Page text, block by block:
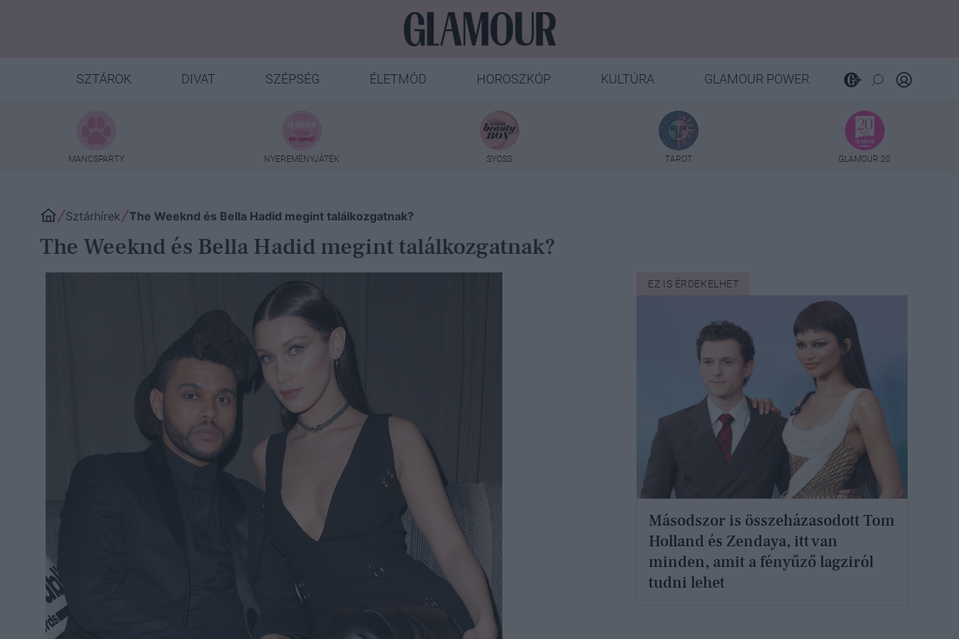
SZTÁROK DIVAT SZÉPSÉG ÉLETMÓD HOROSZKÓP KULTÚRA GLAMOUR POWER
MANCSPARTY NYEREMÉNYJÁTÉK SYOSS TAROT GLAMOUR 20
Sztárhírek The Weeknd és Bella Hadid megint találkozgatnak?
The Weeknd és Bella Hadid megint találkozgatnak?
EZ IS ÉRDEKELHET
Másodszor is összeházasodott Tom
Holland és Zendaya, itt van
minden, amit a fényűző lagziról
tudni lehet